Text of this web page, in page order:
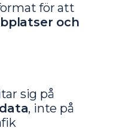
för att
och
sig på
, inte på